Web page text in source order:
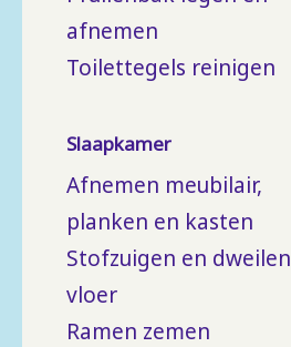
afnemen
Toilettegels reinigen
Slaapkamer
Afnemen meubilair,
planken en kasten
Stofzuigen en dweilen
vloer
Ramen zemen